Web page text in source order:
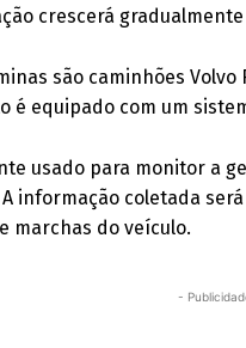
crescerá
são caminhões
é equipado com um
usado para monitor a
informação coletada
marchas do veículo.
-